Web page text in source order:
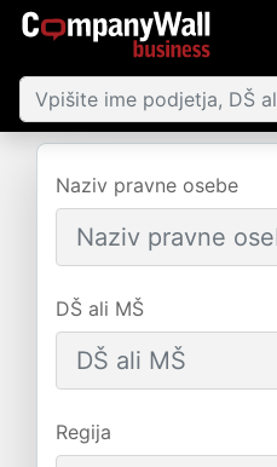
Naziv pravne osebe
DŠ ali MŠ
Regija